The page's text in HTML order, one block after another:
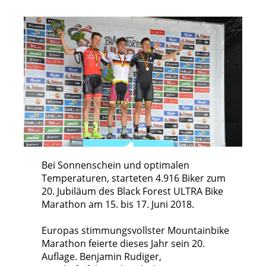
Bei Sonnenschein und optimalen
Temperaturen, starteten 4.916 Biker zum
20. Jubiläum des Black Forest ULTRA Bike
Marathon am 15. bis 17. Juni 2018.
Europas stimmungsvollster Mountainbike
Marathon feierte dieses Jahr sein 20.
Auflage. Benjamin Rudiger,